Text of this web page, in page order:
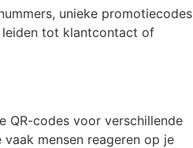
unieke promotiecodes
leiden tot klantcontact of
QR-codes voor verschillende
mensen reageren op je